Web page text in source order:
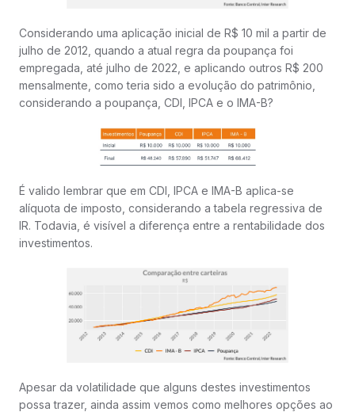
Considerando uma aplicação inicial de R$ 10 mil a partir de
julho de 2012, quando a atual regra da poupança foi
empregada, até julho de 2022, e aplicando outros R$ 200
mensalmente, como teria sido a evolução do patrimônio,
considerando a poupança, CDI, IPCA e o IMA-B?
É valido lembrar que em CDI, IPCA e IMA-B aplica-se
alíquota de imposto, considerando a tabela regressiva de
IR. Todavia, é visível a diferença entre a rentabilidade dos
investimentos.
Apesar da volatilidade que alguns destes investimentos
possa trazer, ainda assim vemos como melhores opções ao